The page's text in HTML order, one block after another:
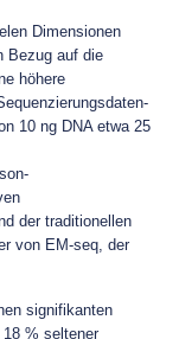
Dimensionen
Bezug auf die
höhere
10 ng DNA etwa 25
der traditionellen
von EM-seq, der
signifikanten
% seltener